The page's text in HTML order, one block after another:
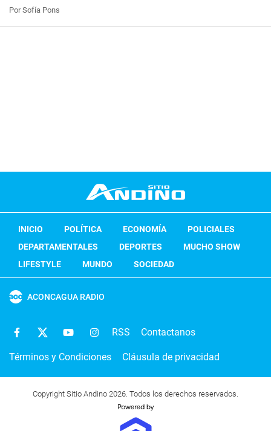
Por Sofía Pons
INICIO POLÍTICA ECONOMÍA
POLICIALES
DEPARTAMENTALES
DEPORTES
MUCHO SHOW
LIFESTYLE
MUNDO SOCIEDAD
ACONCAGUA RADIO
RSS Contactanos
Términos y Condiciones Cláusula de privacidad
Copyright Sitio Andino 2026. Todos los derechos reservados.